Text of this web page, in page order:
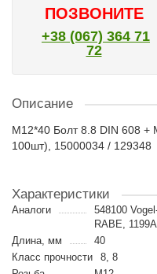
ПОЗВОНИТЕ
+38 (067) 364 71
72
Описание
M12*40 Болт 8.8 DIN 608 +
100шт), 15000034 / 129348
Характеристики
Аналоги
548100
RABE,
Длина, мм
40
Класс прочности
8, 8